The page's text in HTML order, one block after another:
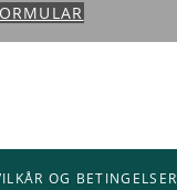
OG BETINGELSER